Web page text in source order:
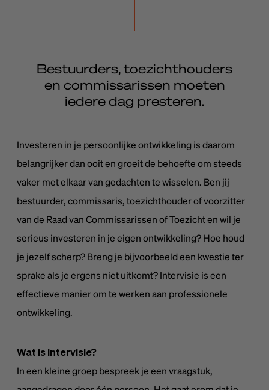
Bestuurders, toezichthouders
en commissarissen moeten
iedere dag presteren.
Investeren in je persoonlijke ontwikkeling is daarom
belangrijker dan ooit en groeit de behoefte om steeds
vaker met elkaar van gedachten te wisselen. Ben jij
bestuurder, commissaris, toezichthouder of voorzitter
van de Raad van Commissarissen of Toezicht en wil je
serieus investeren in je eigen ontwikkeling? Hoe houd
je jezelf scherp? Breng je bijvoorbeeld een kwestie ter
sprake als je ergens niet uitkomt? Intervisie is een
effectieve manier om te werken aan professionele
ontwikkeling.
Wat is intervisie?
In een kleine groep bespreek je een vraagstuk,